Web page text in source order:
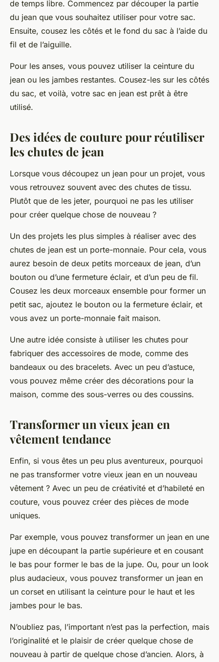
de temps libre. Commencez par découper la partie
du jean que vous souhaitez utiliser pour votre sac.
Ensuite, cousez les côtés et le fond du sac à l’aide du
fil et de l’aiguille.
Pour les anses, vous pouvez utiliser la ceinture du
jean ou les jambes restantes. Cousez-les sur les côtés
du sac, et voilà, votre sac en jean est prêt à être
utilisé.
Des idées de couture pour réutiliser
les chutes de jean
Lorsque vous découpez un jean pour un projet, vous
vous retrouvez souvent avec des chutes de tissu.
Plutôt que de les jeter, pourquoi ne pas les utiliser
pour créer quelque chose de nouveau ?
Un des projets les plus simples à réaliser avec des
chutes de jean est un porte-monnaie. Pour cela, vous
aurez besoin de deux petits morceaux de jean, d’un
bouton ou d’une fermeture éclair, et d’un peu de fil.
Cousez les deux morceaux ensemble pour former un
petit sac, ajoutez le bouton ou la fermeture éclair, et
vous avez un porte-monnaie fait maison.
Une autre idée consiste à utiliser les chutes pour
fabriquer des accessoires de mode, comme des
bandeaux ou des bracelets. Avec un peu d’astuce,
vous pouvez même créer des décorations pour la
maison, comme des sous-verres ou des coussins.
Transformer un vieux jean en
vêtement tendance
Enfin, si vous êtes un peu plus aventureux, pourquoi
ne pas transformer votre vieux jean en un nouveau
vêtement ? Avec un peu de créativité et d’habileté en
couture, vous pouvez créer des pièces de mode
uniques.
Par exemple, vous pouvez transformer un jean en une
jupe en découpant la partie supérieure et en cousant
le bas pour former le bas de la jupe. Ou, pour un look
plus audacieux, vous pouvez transformer un jean en
un corset en utilisant la ceinture pour le haut et les
jambes pour le bas.
N’oubliez pas, l’important n’est pas la perfection, mais
l’originalité et le plaisir de créer quelque chose de
nouveau à partir de quelque chose d’ancien. Alors, à